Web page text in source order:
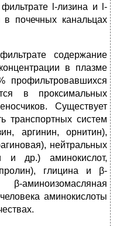
l-лизина и l-
в почечных канальцах
содержание
в плазме
профильтровавшихся
в проксимальных
Существует
транспортных систем
аргинин, орнитин),
нейтральных
и др.) аминокислот,
глицина и β-
аминоизомасляная
аминокислоты